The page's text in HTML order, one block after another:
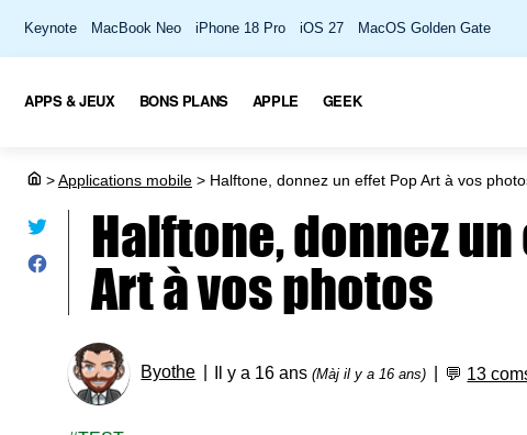
Keynote MacBook Neo iPhone 18 Pro iOS 27 MacOS Golden Gate
APPS & JEUX BONS PLANS APPLE GEEK
>Applications mobile > Halftone, donnez un effet Pop Art à vos
Halftone, donnez
Art à vos photos
Byothe Il y a 16 ans(Màj il y a 16 ans) 💬 13